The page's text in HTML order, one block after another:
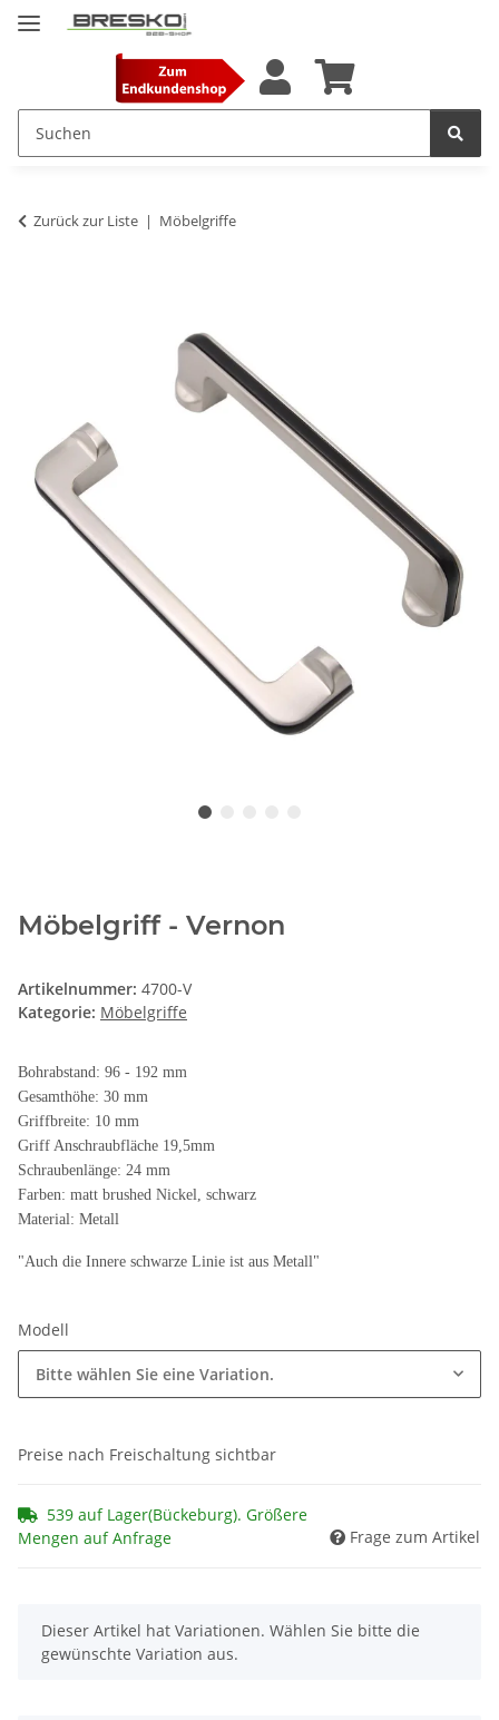
Zurück zur Liste Möbelgriffe
Möbelgriff - Vernon
Artikelnummer: 4700-V
Kategorie: Möbelgriffe
Bohrabstand: 96 - 192 mm
Gesamthöhe: 30 mm
Griffbreite: 10 mm
Griff Anschraubfläche 19,5mm
Schraubenlänge: 24 mm
Farben: matt brushed Nickel, schwarz
Material: Metall
"Auch die Innere schwarze Linie ist aus Metall"
Modell
Bitte wählen Sie eine Variation.
Preise nach Freischaltung sichtbar
539 auf Lager(Bückeburg). Größere
Mengen auf Anfrage
Frage zum Artikel
x
Dieser Artikel hat Variationen. Wählen Sie bitte die
gewünschte Variation aus.